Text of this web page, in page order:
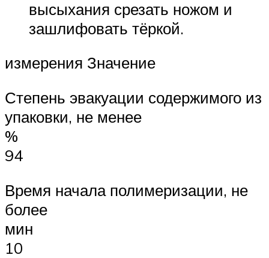
высыхания срезать ножом и
зашлифовать тёркой.
измерения Значение
Степень эвакуации содержимого из
упаковки, не менее
%
94
Время начала полимеризации, не
более
мин
10